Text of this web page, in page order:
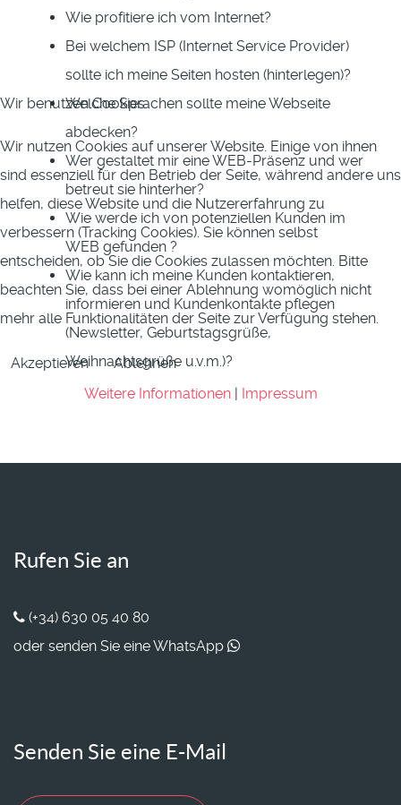
Wie profitiere ich vom Internet?
Bei welchem ISP (Internet Service Provider)
sollte ich meine Seiten hosten (hinterlegen)?
Welche Sprachen sollte meine Webseite
abdecken?
Wer gestaltet mir eine WEB-Präsenz und wer
betreut sie hinterher?
Wie werde ich von potenziellen Kunden im
WEB gefunden ?
Wie kann ich meine Kunden kontaktieren,
informieren und Kundenkontakte pflegen
(Newsletter, Geburtstagsgrüße,
Weihnachtsgrüße u.v.m.)?
Rufen Sie an
(+34) 630 05 40 80
oder senden Sie eine WhatsApp
Senden Sie eine E-Mail
Wir benutzen Cookies
Wir nutzen Cookies auf unserer Website. Einige von ihnen
sind essenziell für den Betrieb der Seite, während andere uns
helfen, diese Website und die Nutzererfahrung zu
verbessern (Tracking Cookies). Sie können selbst
entscheiden, ob Sie die Cookies zulassen möchten. Bitte
beachten Sie, dass bei einer Ablehnung womöglich nicht
mehr alle Funktionalitäten der Seite zur Verfügung stehen.
Akzeptieren
Ablehnen
Weitere Informationen| Impressum